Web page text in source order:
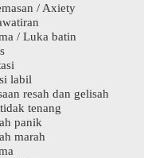
/ Axiety
/ Luka batin
labil
resah dan gelisah
tenang
panik
marah